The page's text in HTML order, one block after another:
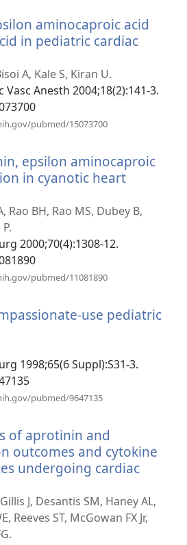
aminocaproic acid
in pediatric cardiac
A, Kale S, Kiran U.
Vasc Anesth 2004;18(2):141-3.
pubmed/15073700
epsilon aminocaproic
in cyanotic heart
Rao BH, Rao MS, Dubey B,
2000;70(4):1308-12.
pubmed/11081890
use pediatric
1998;65(6 Suppl):S31-3.
pubmed/9647135
of aprotinin and
outcomes and cytokine
undergoing cardiac
J, Desantis SM, Haney AL,
Reeves ST, McGowan FX Jr,